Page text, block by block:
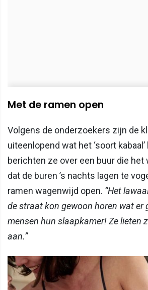
Met de ramen open
Volgens de onderzoekers zijn de
uiteenlopend wat het ‘soort
berichten ze over een buur die het
dat de buren ’s nachts lagen te
ramen wagenwijd open. “Het
de straat kon gewoon horen wat er
mensen hun slaapkamer! Ze lieten
aan.”